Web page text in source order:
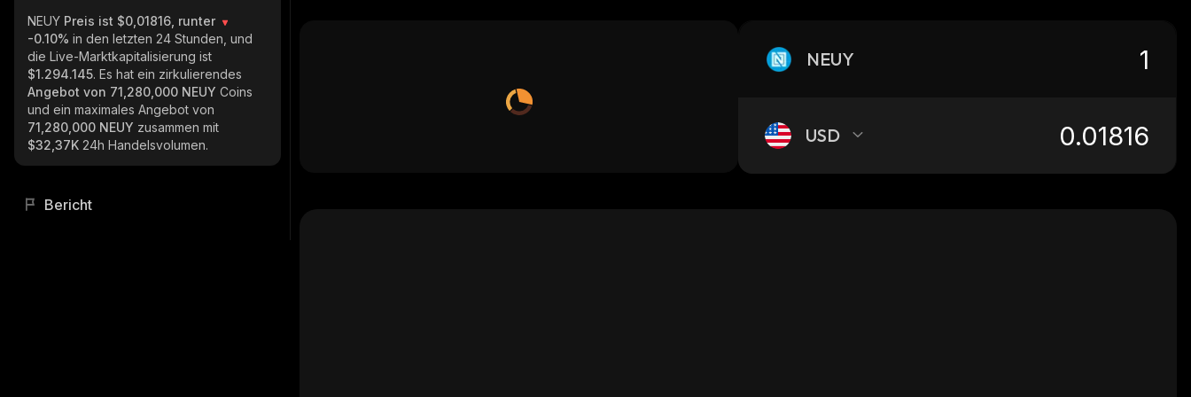
NEUY Preis ist $0,01816, runter
-0.10% in den letzten 24 Stunden, und
die Live-Marktkapitalisierung ist
$1.294.145. Es hat ein zirkulierendes
Angebot von 71,280,000 NEUY Coins
und ein maximales Angebot von
71,280,000 NEUY zusammen mit
$32,37K 24h Handelsvolumen.
Bericht
NEUY
USD